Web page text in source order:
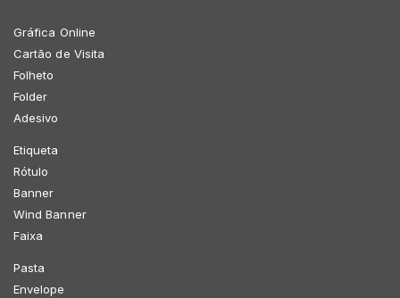
Gráfica Online
Cartão de Visita
Folheto
Folder
Adesivo
Etiqueta
Rótulo
Banner
Wind Banner
Faixa
Pasta
Envelope